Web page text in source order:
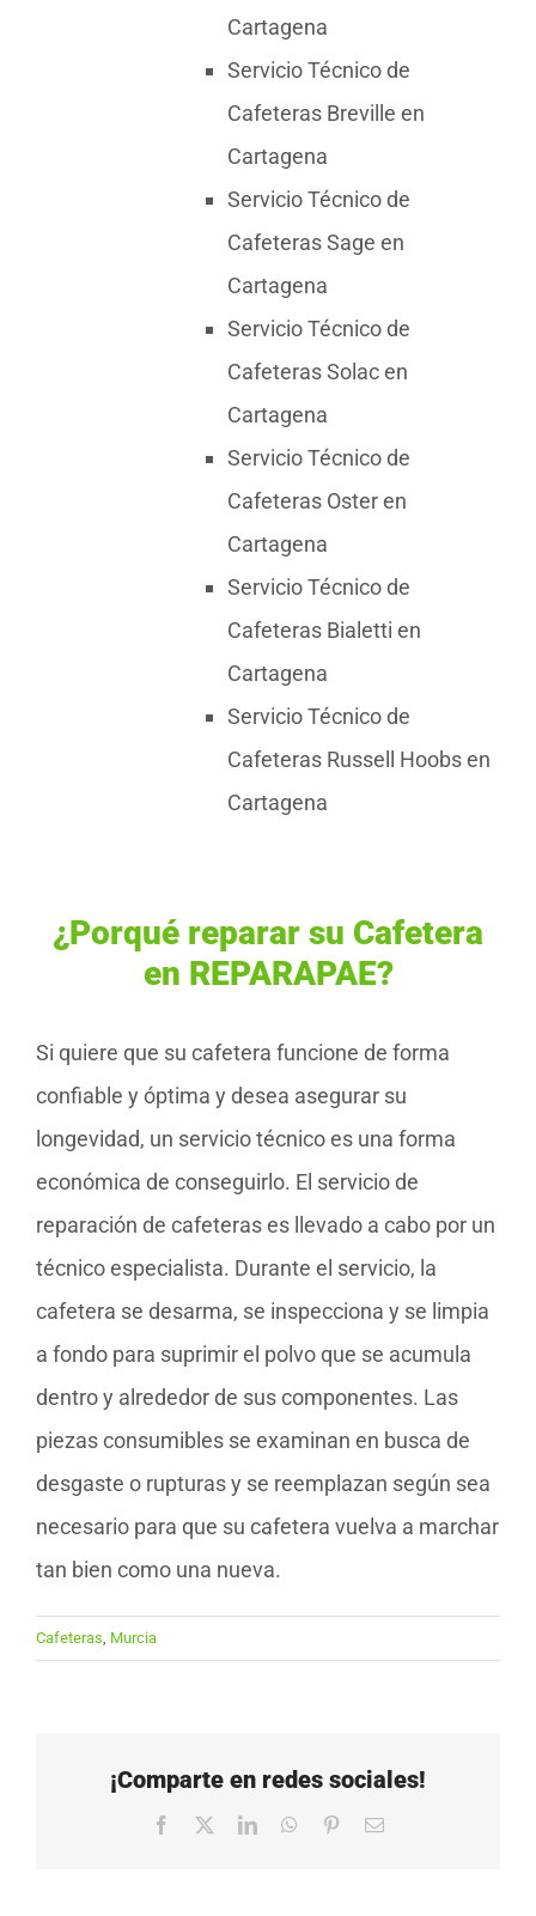
Cartagena
Servicio Técnico de
Cafeteras Breville en
Cartagena
Servicio Técnico de
Cafeteras Sage en
Cartagena
Servicio Técnico de
Cafeteras Solac en
Cartagena
Servicio Técnico de
Cafeteras Oster en
Cartagena
Servicio Técnico de
Cafeteras Bialetti en
Cartagena
Servicio Técnico de
Cafeteras Russell Hoobs en
Cartagena
¿Porqué reparar su Cafetera
en REPARAPAE?
Si quiere que su cafetera funcione de forma
confiable y óptima y desea asegurar su
longevidad, un servicio técnico es una forma
económica de conseguirlo. El servicio de
reparación de cafeteras es llevado a cabo por un
técnico especialista. Durante el servicio, la
cafetera se desarma, se inspecciona y se limpia
a fondo para suprimir el polvo que se acumula
dentro y alrededor de sus componentes. Las
piezas consumibles se examinan en busca de
desgaste o rupturas y se reemplazan según sea
necesario para que su cafetera vuelva a marchar
tan bien como una nueva.
Cafeteras Murcia
¡Comparte en redes sociales!
Facebook LinkedInWhatsApp
PinterestCorreo